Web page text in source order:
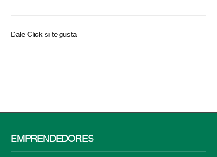
Dale Click si te gusta
EMPRENDEDORES